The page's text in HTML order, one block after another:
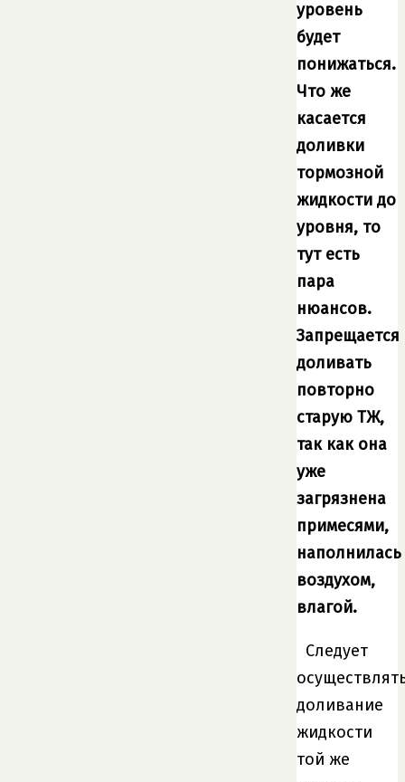
уровень
будет
понижаться.
Что же
касается
доливки
тормозной
жидкости до
уровня, то
тут есть
пара
нюансов.
Запрещается
доливать
повторно
старую ТЖ,
так как она
уже
загрязнена
примесями,
наполнилась
воздухом,
влагой.
Следует
доливание
жидкости
той же